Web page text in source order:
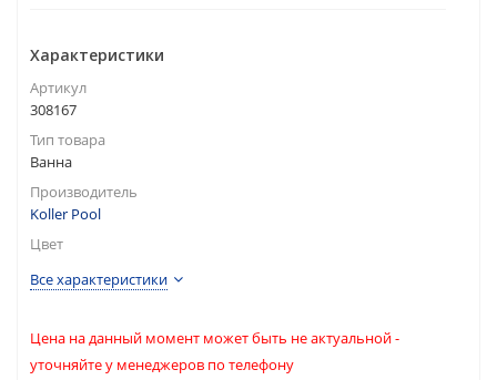
Характеристики
Артикул
308167
Тип товара
Ванна
Производитель
Koller Pool
Цвет
Все характеристики
Цена на данный момент может быть не актуальной -
уточняйте у менеджеров по телефону